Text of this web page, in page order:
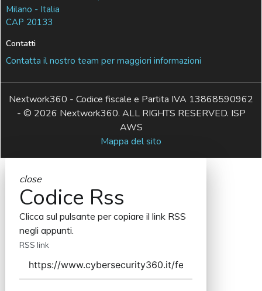
Milano - Italia
CAP 20133
Contatti
Contatta il nostro team per maggiori informazioni
Nextwork360 - Codice fiscale e Partita IVA 13868590962
- © 2026 Nextwork360. ALL RIGHTS RESERVED. ISP
AWS
Mappa del sito
close
Codice Rss
Clicca sul pulsante per copiare il link RSS
negli appunti.
RSS link